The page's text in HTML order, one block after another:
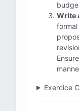
Write
Exercice